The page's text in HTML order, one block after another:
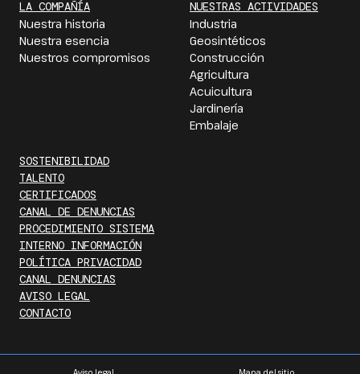
LA COMPAÑÍA
Nuestra historia
Nuestra esencia
Nuestros compromisos
NUESTRAS ACTIVIDADES
Industria
Geosintéticos
Construcción
Agricultura
Acuicultura
Jardinería
Embalaje
SOSTENIBILIDAD
TALENTO
CERTIFICADOS
CANAL DE DENUNCIAS
PROCEDIMIENTO SISTEMA
INTERNO INFORMACIÓN
POLÍTICA PRIVACIDAD
CANAL DENUNCIAS
AVISO LEGAL
CONTACTO